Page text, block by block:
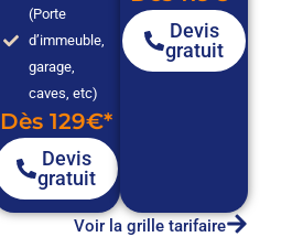
(Porte
d’immeuble,
garage,
caves, etc)
Dès 129€*
Devis
gratuit
Devis
gratuit
Voir la grille tarifaire